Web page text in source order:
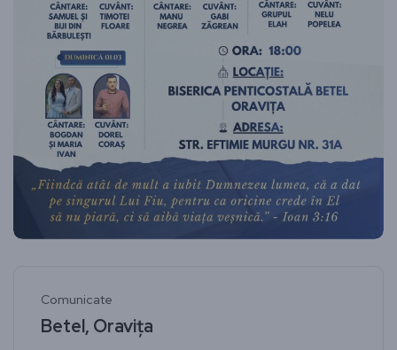
Comunicate
Betel, Oravița